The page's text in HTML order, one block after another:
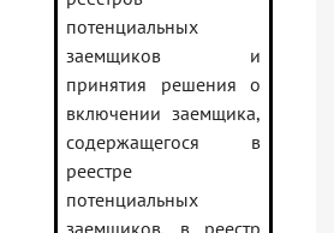
потенциальных
заемщиков и
принятия решения о
включении заемщика,
содержащегося в
реестре
потенциальных